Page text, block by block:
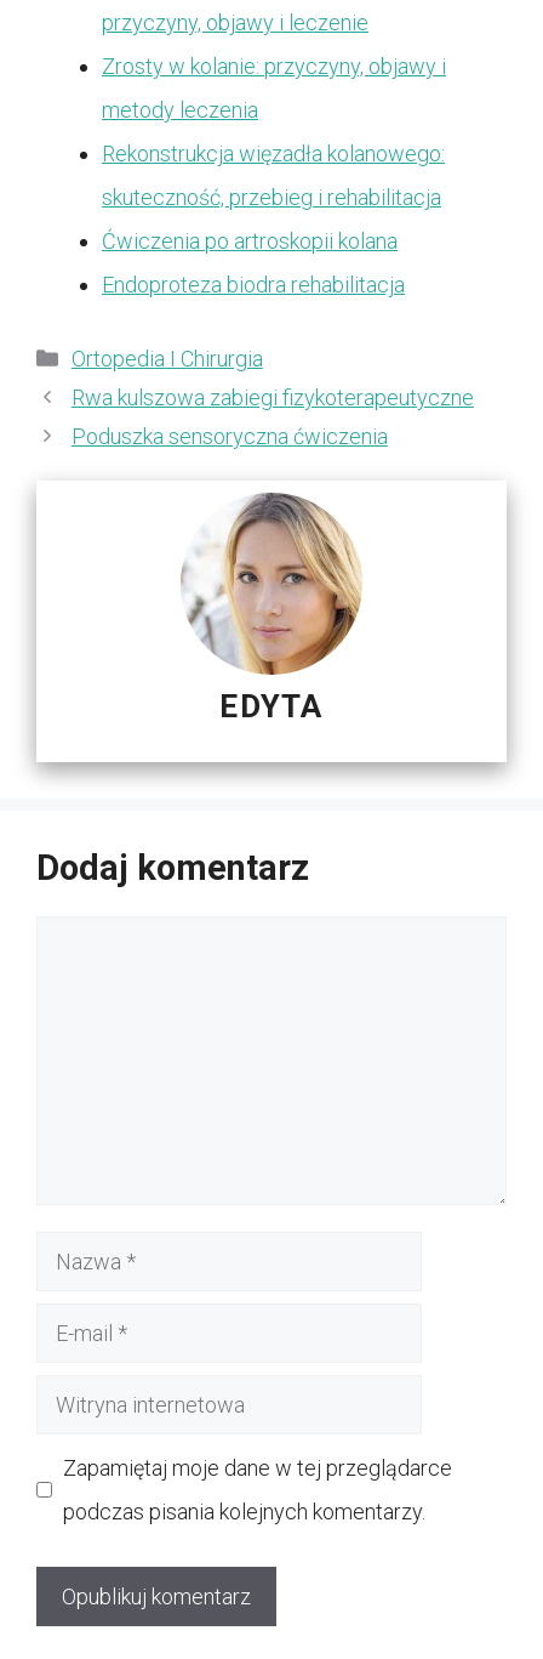
przyczyny, objawy i leczenie
Zrosty w kolanie: przyczyny, objawy i
metody leczenia
Rekonstrukcja więzadła kolanowego:
skuteczność, przebieg i rehabilitacja
Ćwiczenia po artroskopii kolana
Endoproteza biodra rehabilitacja
Kategorie
Ortopedia I Chirurgia
Rwa kulszowa zabiegi fizykoterapeutyczne
Poduszka sensoryczna ćwiczenia
EDYTA
Dodaj komentarz
Nazwa
Witryna
Zapamiętaj moje dane w tej przeglądarce
podczas pisania kolejnych komentarzy.